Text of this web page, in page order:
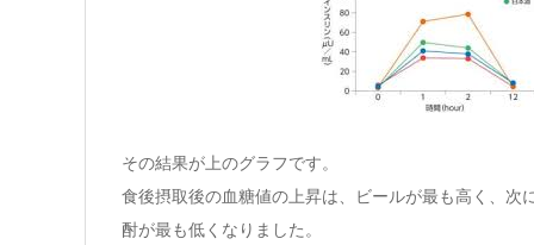
その結果が上のグラフです。
食後摂取後の血糖値の上昇は、ビールが最も高く、次
酎が最も低くなりました。